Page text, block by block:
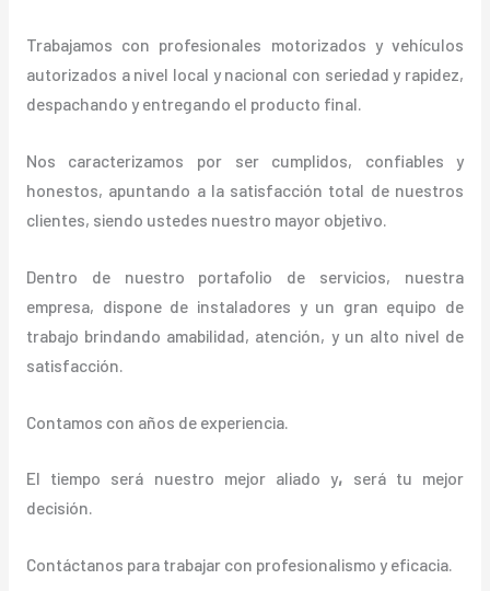
Trabajamos con profesionales motorizados y vehículos
autorizados a nivel local y nacional con seriedad y rapidez,
despachando y entregando el producto final.
Nos caracterizamos por ser cumplidos, confiables y
honestos, apuntando a la satisfacción total de nuestros
clientes, siendo ustedes nuestro mayor objetivo.
Dentro de nuestro portafolio de servicios, nuestra
empresa, dispone de instaladores y un gran equipo de
trabajo brindando amabilidad, atención, y un alto nivel de
satisfacción.
Contamos con años de experiencia.
El tiempo será nuestro mejor aliado y, será tu mejor
decisión.
Contáctanos para trabajar con profesionalismo y eficacia.